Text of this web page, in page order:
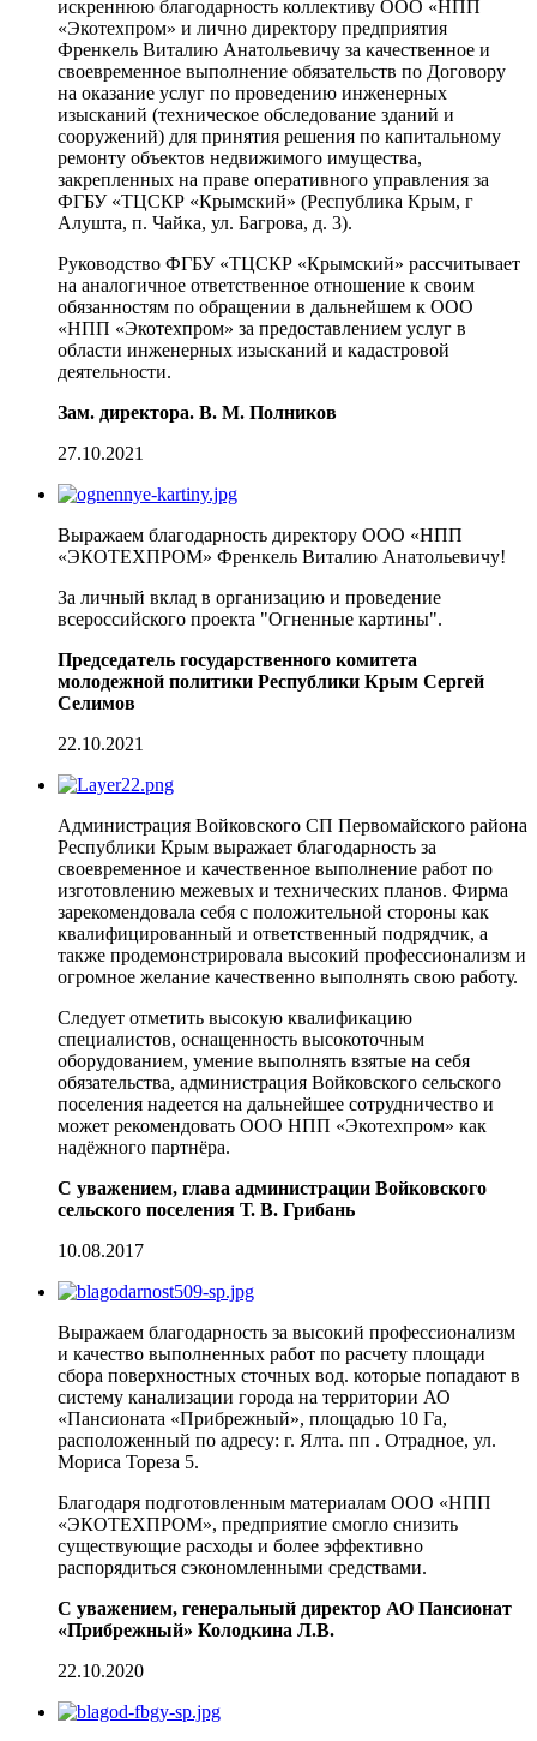
искреннюю благодарность коллективу ООО «НПП
«Экотехпром» и лично директору предприятия
Френкель Виталию Анатольевичу за качественное и
своевременное выполнение обязательств по Договору
на оказание услуг по проведению инженерных
изысканий (техническое обследование зданий и
сооружений) для принятия решения по капитальному
ремонту объектов недвижимого имущества,
закрепленных на праве оперативного управления за
ФГБУ «ТЦСКР «Крымский» (Республика Крым, г
Алушта, п. Чайка, ул. Багрова, д. 3).
Руководство ФГБУ «ТЦСКР «Крымский» рассчитывает
на аналогичное ответственное отношение к своим
обязанностям по обращении в дальнейшем к ООО
«НПП «Экотехпром» за предоставлением услуг в
области инженерных изысканий и кадастровой
деятельности.
Зам. директора. В. М. Полников
27.10.2021
Выражаем благодарность директору ООО «НПП
«ЭКОТЕХПРОМ» Френкель Виталию Анатольевичу!
За личный вклад в организацию и проведение
всероссийского проекта "Огненные картины".
Председатель государственного комитета
молодежной политики Республики Крым Сергей
Селимов
22.10.2021
Администрация Войковского СП Первомайского района
Республики Крым выражает благодарность за
своевременное и качественное выполнение работ по
изготовлению межевых и технических планов. Фирма
зарекомендовала себя с положительной стороны как
квалифицированный и ответственный подрядчик, а
также продемонстрировала высокий профессионализм и
огромное желание качественно выполнять свою работу.
Следует отметить высокую квалификацию
специалистов, оснащенность высокоточным
оборудованием, умение выполнять взятые на себя
обязательства, администрация Войковского сельского
поселения надеется на дальнейшее сотрудничество и
может рекомендовать ООО НПП «Экотехпром» как
надёжного партнёра.
С уважением, глава администрации Войковского
сельского поселения Т. В. Грибань
10.08.2017
Выражаем благодарность за высокий профессионализм
и качество выполненных работ по расчету площади
сбора поверхностных сточных вод. которые попадают в
систему канализации города на территории АО
«Пансионата «Прибрежный», площадью 10 Га,
расположенный по адресу: г. Ялта. пп . Отрадное, ул.
Мориса Тореза 5.
Благодаря подготовленным материалам ООО «НПП
«ЭКОТЕХПРОМ», предприятие смогло снизить
существующие расходы и более эффективно
распорядиться сэкономленными средствами.
С уважением, генеральный директор АО Пансионат
«Прибрежный» Колодкина Л.В.
22.10.2020